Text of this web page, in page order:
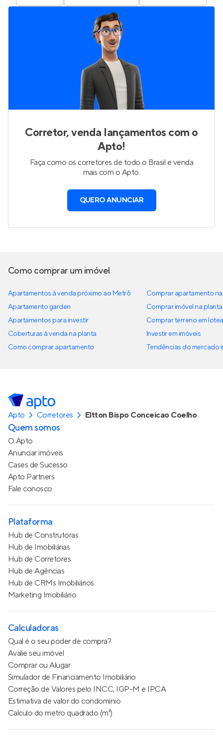
Corretor, venda lançamentos com o
Apto!
Faça como os corretores de todo o Brasil e venda
mais com o Apto.
QUERO ANUNCIAR
Como comprar um imóvel
Apartamentos à venda próximo ao Metrô
Apartamento garden
Apartamentos para investir
Coberturas à venda na planta
Como comprar apartamento
Comprar apartamento
Comprar imóvel na planta
Comprar terreno em
Investir em imóveis
Tendências do mercado
Apto Corretores Eltton Bispo Conceicao Coelho
Quem somos
O Apto
Anunciar imóveis
Cases de Sucesso
Apto Partners
Fale conosco
Plataforma
Hub de Construtoras
Hub de Imobiliárias
Hub de Corretores
Hub de Agências
Hub de CRMs Imobiliários
Marketing Imobiliário
Calculadoras
Qual é o seu poder de compra?
Avalie seu imóvel
Comprar ou Alugar
Simulador de Financiamento Imobiliário
Correção de Valores pelo INCC, IGP-M e IPCA
Estimativa de valor do condomínio
Calculo do metro quadrado (m²)